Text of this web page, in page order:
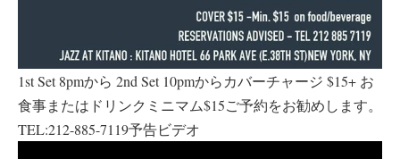
1st Set 8pmから 2nd Set 10pmからカバーチャージ $15+ お
食事またはドリンクミニマム$15ご予約をお勧めします。
TEL:212-885-7119予告ビデオ